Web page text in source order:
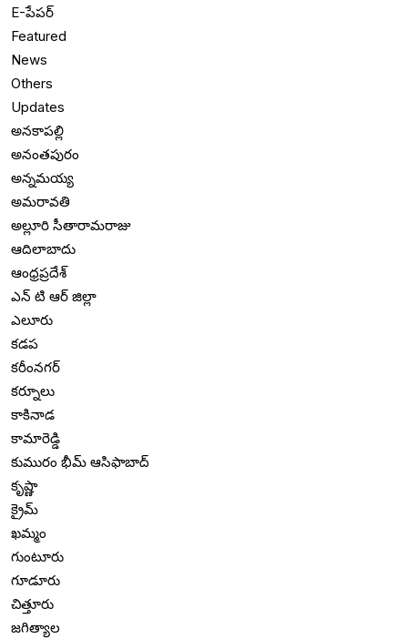
E-పేపర్
Featured
News
Others
Updates
అనకాపల్లి
అనంతపురం
అన్నమయ్య
అమరావతి
అల్లూరి సీతారామరాజు
ఆదిలాబాదు
ఆంధ్రప్రదేశ్
ఎన్ టి ఆర్ జిల్లా
ఎలూరు
కడప
కరీంనగర్
కర్నూలు
కాకినాడ
కామారెడ్డి
కుమురం భీమ్ ఆసిఫాబాద్
కృష్ణా
క్రైమ్
ఖమ్మం
గుంటూరు
గూడూరు
చిత్తూరు
జగిత్యాల